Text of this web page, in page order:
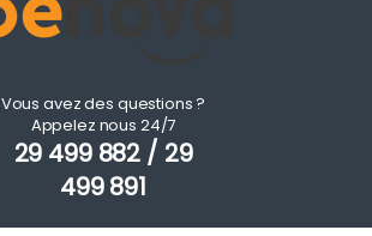
Vous avez des questions ?
Appelez nous 24/7
29 499 882 / 29
499 891